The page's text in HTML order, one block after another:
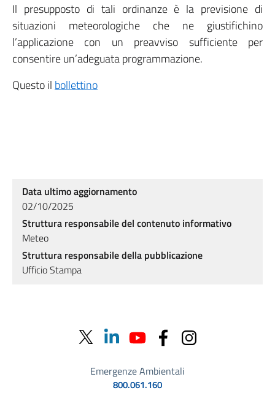
Il presupposto di tali ordinanze è la previsione di
situazioni meteorologiche che ne giustifichino
l’applicazione con un preavviso sufficiente per
consentire un’adeguata programmazione.
Questo il bollettino
Data ultimo aggiornamento
02/10/2025
Struttura responsabile del contenuto informativo
Meteo
Struttura responsabile della pubblicazione
Ufficio Stampa
Emergenze Ambientali
800.061.160